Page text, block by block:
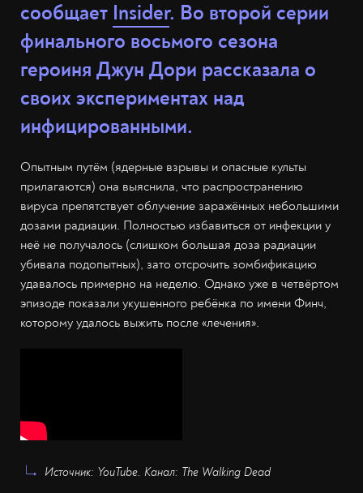
сообщает Insider. Во второй серии
финального восьмого сезона
героиня Джун Дори рассказала о
своих экспериментах над
инфицированными.
Опытным путём (ядерные взрывы и опасные культы
прилагаются) она выяснила, что распространению
вируса препятствует облучение заражённых небольшими
дозами радиации. Полностью избавиться от инфекции у
неё не получалось (слишком большая доза радиации
убивала подопытных), зато отсрочить зомбификацию
удавалось примерно на неделю. Однако уже в четвёртом
эпизоде показали укушенного ребёнка по имени Финч,
которому удалось выжить после «лечения».
Источник: YouTube. Канал: The Walking Dead